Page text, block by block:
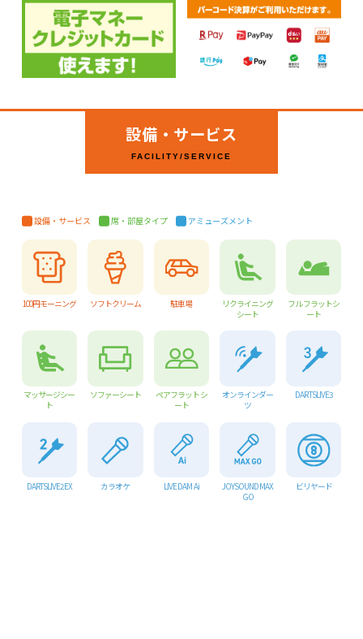
設備・サービス
FACILITY/SERVICE
設備・サービス 席・部屋タイプ アミューズメント
100円モーニング ソフトクリーム 駐車場
リクライニング
シート
フルフラットシ
ート
マッサージシー
ト
ソファーシート
ペアフラットシ
ート
オンラインダー
ツ
DARTSLIVE3
DARTSLIVE2 EX カラオケ LIVE DAM Ai
JOYSOUND MAX
GO
ビリヤード